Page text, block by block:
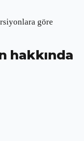
göre
hakkında